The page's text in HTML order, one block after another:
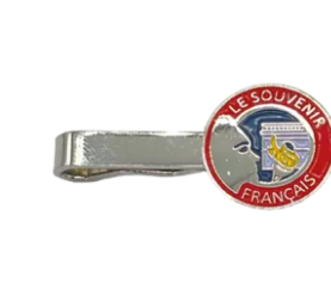
AJOUTER AU PANIER
DÉTAILS